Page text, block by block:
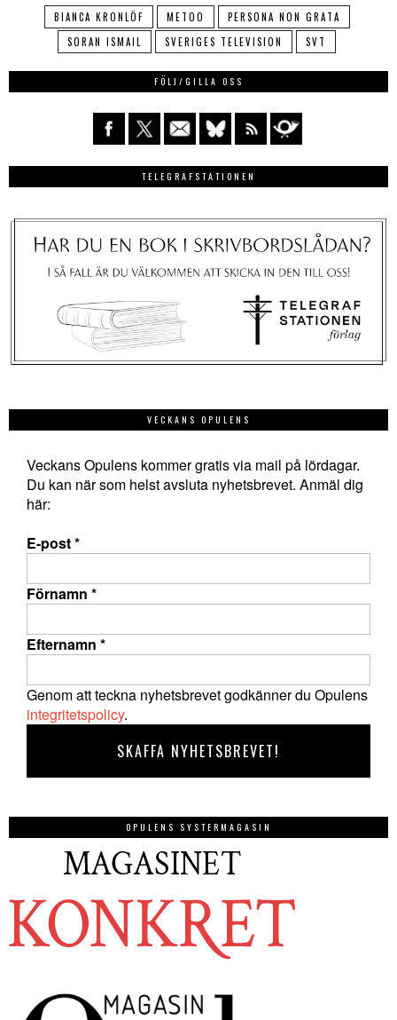
BIANCA KRONLÖF METOO
PERSONA NON GRATA
SORAN ISMAIL
SVERIGES TELEVISION SVT
FÖLJ/GILLA OSS
TELEGRAFSTATIONEN
VECKANS OPULENS
Veckans Opulens kommer gratis via mail på lördagar.
Du kan när som helst avsluta nyhetsbrevet. Anmäl dig
här:
E-post*
Förnamn *
Efternamn *
Genom att teckna nyhetsbrevet godkänner du Opulens
integritetspolicy.
OPULENS SYSTERMAGASIN